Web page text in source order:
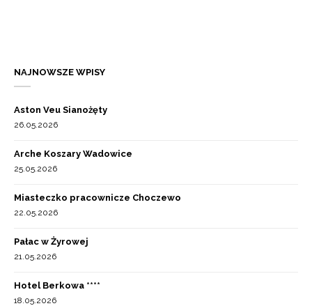
NAJNOWSZE WPISY
Aston Veu Sianożęty
26.05.2026
Arche Koszary Wadowice
25.05.2026
Miasteczko pracownicze Choczewo
22.05.2026
Pałac w Żyrowej
21.05.2026
Hotel Berkowa ****
18.05.2026